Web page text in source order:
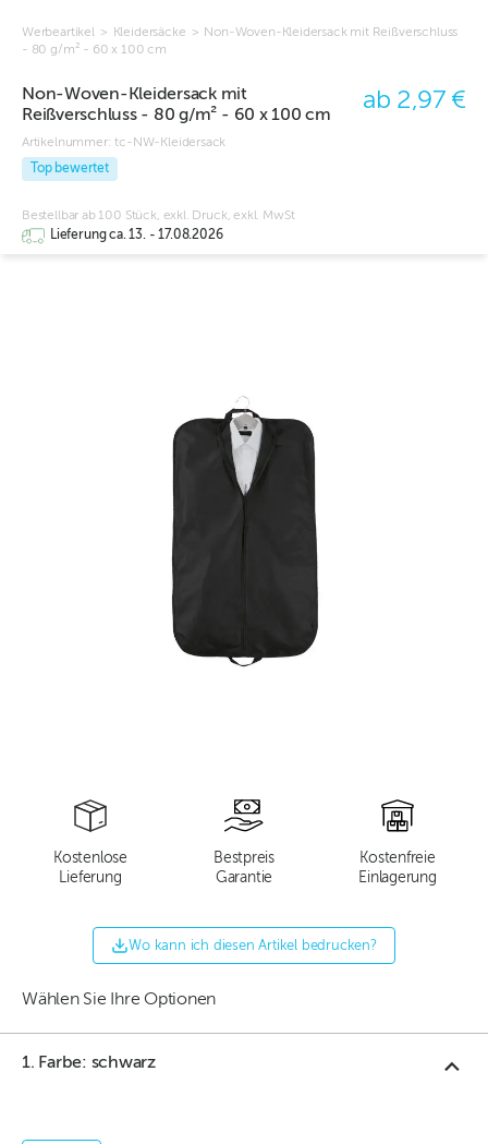
Werbeartikel > Kleidersäcke > Non-Woven-Kleidersack mit Reißverschluss
- 80 g/m² - 60 x 100 cm
Non-Woven-Kleidersack mit
Reißverschluss - 80 g/m² - 60 x 100 cm
Artikelnummer:tc-NW-Kleidersack
Top bewertet
ab 2,97 €
Bestellbar ab 100 Stück, exkl. Druck, exkl. MwSt
Lieferung ca. 13. - 17.08.2026
Kostenlose
Lieferung
Bestpreis
Garantie
Kostenfreie
Einlagerung
Wo kann ich diesen Artikel bedrucken?
Wählen Sie Ihre Optionen
1. Farbe: schwarz